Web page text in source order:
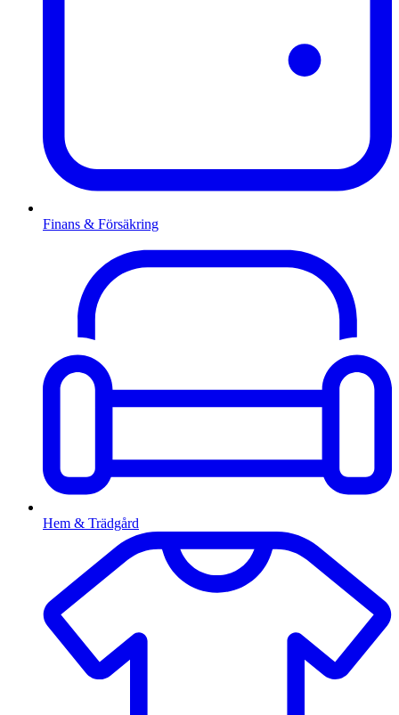
Finans & Försäkring
Hem & Trädgård